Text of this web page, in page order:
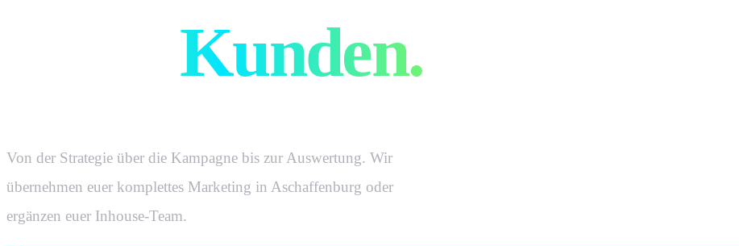
Kunden.
Von der Strategie über die Kampagne bis zur Auswertung. Wir
übernehmen euer komplettes Marketing in Aschaffenburg oder
ergänzen euer Inhouse-Team.